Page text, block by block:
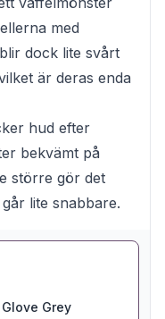
med
dock lite svårt
är deras enda
hud efter
bekvämt på
större gör det
lite snabbare.
Grey